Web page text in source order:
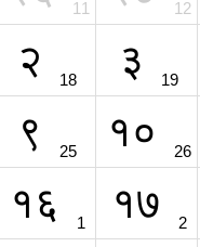
11 12
२ 18 ३ 19
९ 25 १० 26
१६ 1 १७ 2